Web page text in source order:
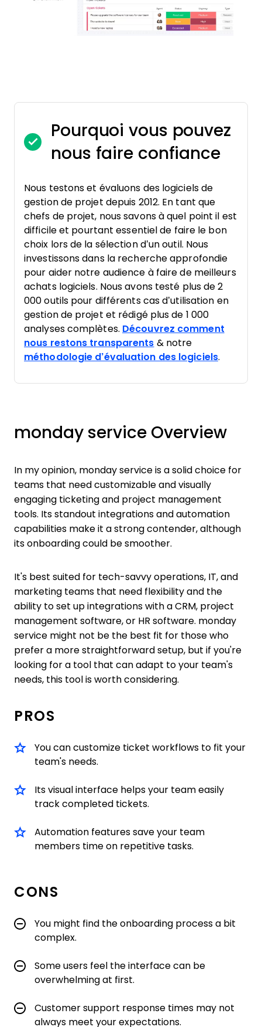
Pourquoi vous pouvez
nous faire confiance
Nous testons et évaluons des logiciels de
gestion de projet depuis 2012. En tant que
chefs de projet, nous savons à quel point il est
difficile et pourtant essentiel de faire le bon
choix lors de la sélection d’un outil. Nous
investissons dans la recherche approfondie
pour aider notre audience à faire de meilleurs
achats logiciels. Nous avons testé plus de 2
000 outils pour différents cas d’utilisation en
gestion de projet et rédigé plus de 1 000
analyses complètes. Découvrez comment
nous restons transparents & notre
méthodologie d’évaluation des logiciels.
monday service Overview
In my opinion, monday service is a solid choice for
teams that need customizable and visually
engaging ticketing and project management
tools. Its standout integrations and automation
capabilities make it a strong contender, although
its onboarding could be smoother.
It's best suited for tech-savvy operations, IT, and
marketing teams that need flexibility and the
ability to set up integrations with a CRM, project
management software, or HR software. monday
service might not be the best fit for those who
prefer a more straightforward setup, but if you're
looking for a tool that can adapt to your team's
needs, this tool is worth considering.
PROS
You can customize ticket workflows to fit your
team's needs.
Its visual interface helps your team easily
track completed tickets.
Automation features save your team
members time on repetitive tasks.
CONS
You might find the onboarding process a bit
complex.
Some users feel the interface can be
overwhelming at first.
Customer support response times may not
always meet your expectations.